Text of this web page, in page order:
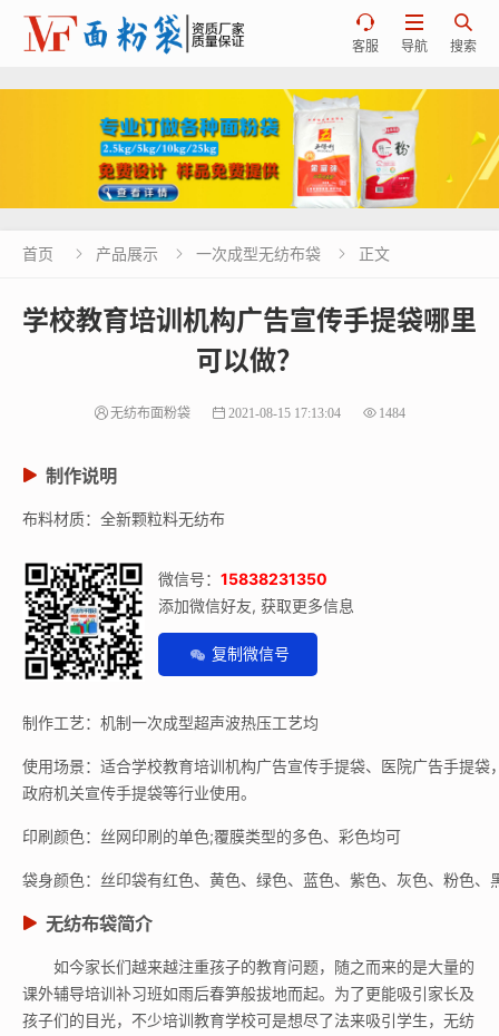

搜索

导航

客服
首页  产品展示  一次成型无纺布袋  正文
学校教育培训机构广告宣传手提袋哪里
可以做？
无纺布面粉袋 2021-08-15 17:13:04 1484
制作说明
布料材质：全新颗粒料无纺布
微信号： 15838231350
添加微信好友, 获取更多信息
复制微信号
制作工艺：机制一次成型超声波热压工艺均
使用场景：适合学校教育培训机构广告宣传手提袋、医院广告手提
政府机关宣传手提袋等行业使用。
印刷颜色：丝网印刷的单色;覆膜类型的多色、彩色均可
袋身颜色：丝印袋有红色、黄色、绿色、蓝色、紫色、灰色、粉色
无纺布袋简介
如今家长们越来越注重孩子的教育问题，随之而来的是大量的
课外辅导培训补习班如雨后春笋般拔地而起。为了更能吸引家长及
孩子们的目光，不少培训教育学校可是想尽了法来吸引学生，无纺